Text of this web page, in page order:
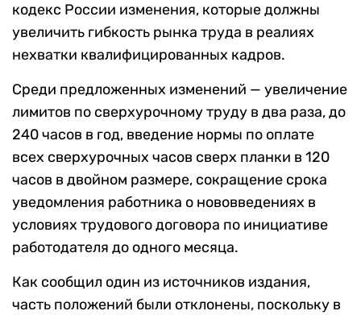
кодекс России изменения, которые должны
увеличить гибкость рынка труда в реалиях
нехватки квалифицированных кадров.
Среди предложенных изменений — увеличение
лимитов по сверхурочному труду в два раза, до
240 часов в год, введение нормы по оплате
всех сверхурочных часов сверх планки в 120
часов в двойном размере, сокращение срока
уведомления работника о нововведениях в
условиях трудового договора по инициативе
работодателя до одного месяца.
Как сообщил один из источников издания,
часть положений были отклонены, поскольку в